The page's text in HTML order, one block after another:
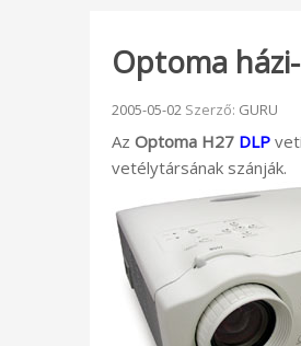
Optoma
Beküldve:
2005-05-02 Szerző: GURU
Az Optoma H27 DLP
vetélytársának szánják.